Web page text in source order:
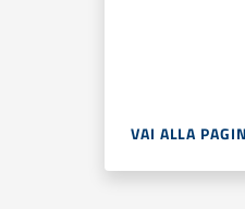
VAI ALLA